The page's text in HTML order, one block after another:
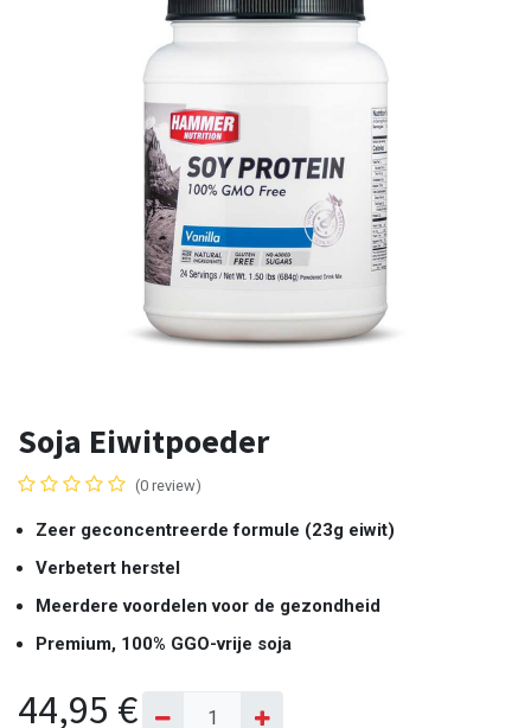
Soja Eiwitpoeder
(0 review)
Zeer geconcentreerde formule (23g eiwit)
Verbetert herstel
Meerdere voordelen voor de gezondheid
Premium, 100% GGO-vrije soja
44,95 €